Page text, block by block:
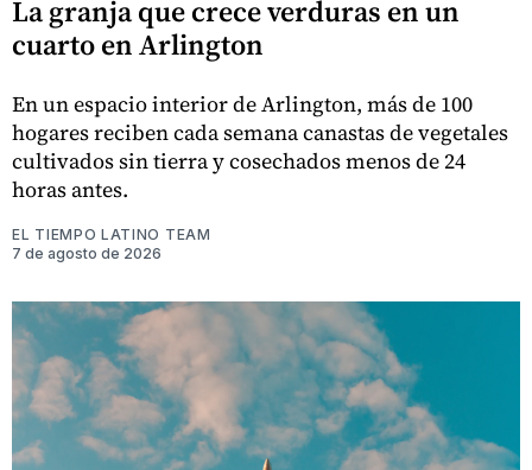
La granja que crece verduras en un
cuarto en Arlington
En un espacio interior de Arlington, más de 100
hogares reciben cada semana canastas de vegetales
cultivados sin tierra y cosechados menos de 24
horas antes.
EL TIEMPO LATINO TEAM
7 de agosto de 2026